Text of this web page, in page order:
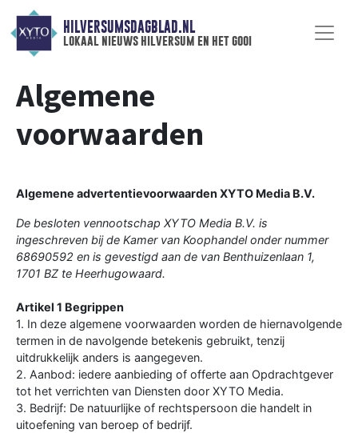
HILVERSUMSDAGBLAD.NL
lokaal nieuws hilversum en het gooi
Algemene
voorwaarden
Algemene advertentievoorwaarden XYTO Media B.V.
De besloten vennootschap XYTO Media B.V. is
ingeschreven bij de Kamer van Koophandel onder nummer
68690592 en is gevestigd aan de van Benthuizenlaan 1,
1701 BZ te Heerhugowaard.
Artikel 1 Begrippen
1. In deze algemene voorwaarden worden de hiernavolgende
termen in de navolgende betekenis gebruikt, tenzij
uitdrukkelijk anders is aangegeven.
2. Aanbod: iedere aanbieding of offerte aan Opdrachtgever
tot het verrichten van Diensten door XYTO Media.
3. Bedrijf: De natuurlijke of rechtspersoon die handelt in
uitoefening van beroep of bedrijf.